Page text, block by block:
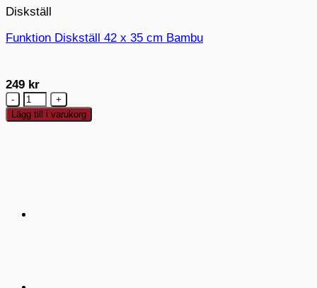
Diskställ
Funktion Diskställ 42 x 35 cm Bambu
249 kr
Funktion
Diskställ
Lägg till i varukorg